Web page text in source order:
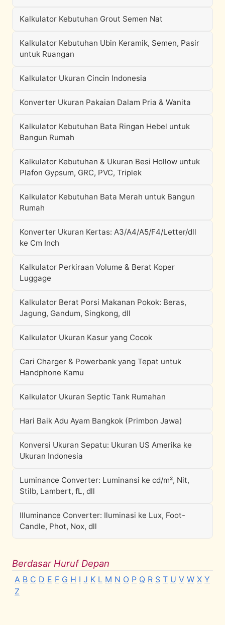
Kalkulator Kebutuhan Grout Semen Nat
Kalkulator Kebutuhan Ubin Keramik, Semen, Pasir
untuk Ruangan
Kalkulator Ukuran Cincin Indonesia
Konverter Ukuran Pakaian Dalam Pria & Wanita
Kalkulator Kebutuhan Bata Ringan Hebel untuk
Bangun Rumah
Kalkulator Kebutuhan & Ukuran Besi Hollow untuk
Plafon Gypsum, GRC, PVC, Triplek
Kalkulator Kebutuhan Bata Merah untuk Bangun
Rumah
Konverter Ukuran Kertas: A3/A4/A5/F4/Letter/dll
ke Cm Inch
Kalkulator Perkiraan Volume & Berat Koper
Luggage
Kalkulator Berat Porsi Makanan Pokok: Beras,
Jagung, Gandum, Singkong, dll
Kalkulator Ukuran Kasur yang Cocok
Cari Charger & Powerbank yang Tepat untuk
Handphone Kamu
Kalkulator Ukuran Septic Tank Rumahan
Hari Baik Adu Ayam Bangkok (Primbon Jawa)
Konversi Ukuran Sepatu: Ukuran US Amerika ke
Ukuran Indonesia
Luminance Converter: Luminansi ke cd/m², Nit,
Stilb, Lambert, fL, dll
Illuminance Converter: Iluminasi ke Lux, Foot-
Candle, Phot, Nox, dll
Berdasar Huruf Depan
A B C D E F G H I J K L M N O P Q R S T U V W X Y
Z